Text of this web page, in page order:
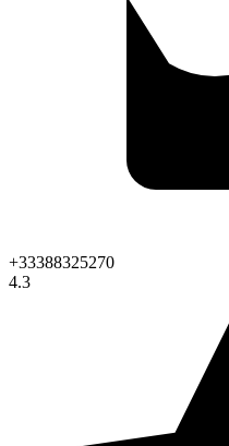
+33388325270
4.3